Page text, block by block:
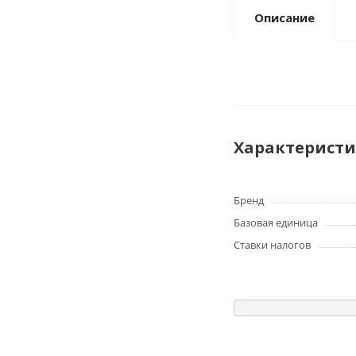
Описание
Бренд
Базовая единица
Ставки налогов